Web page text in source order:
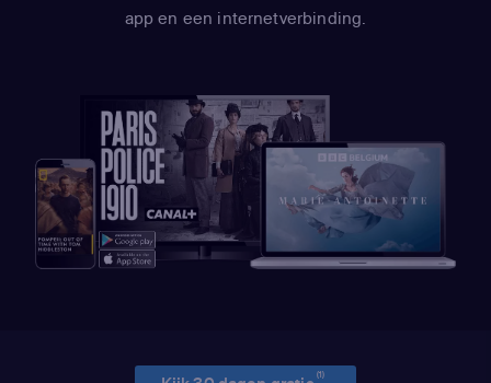
app en een internetverbinding.
(1)